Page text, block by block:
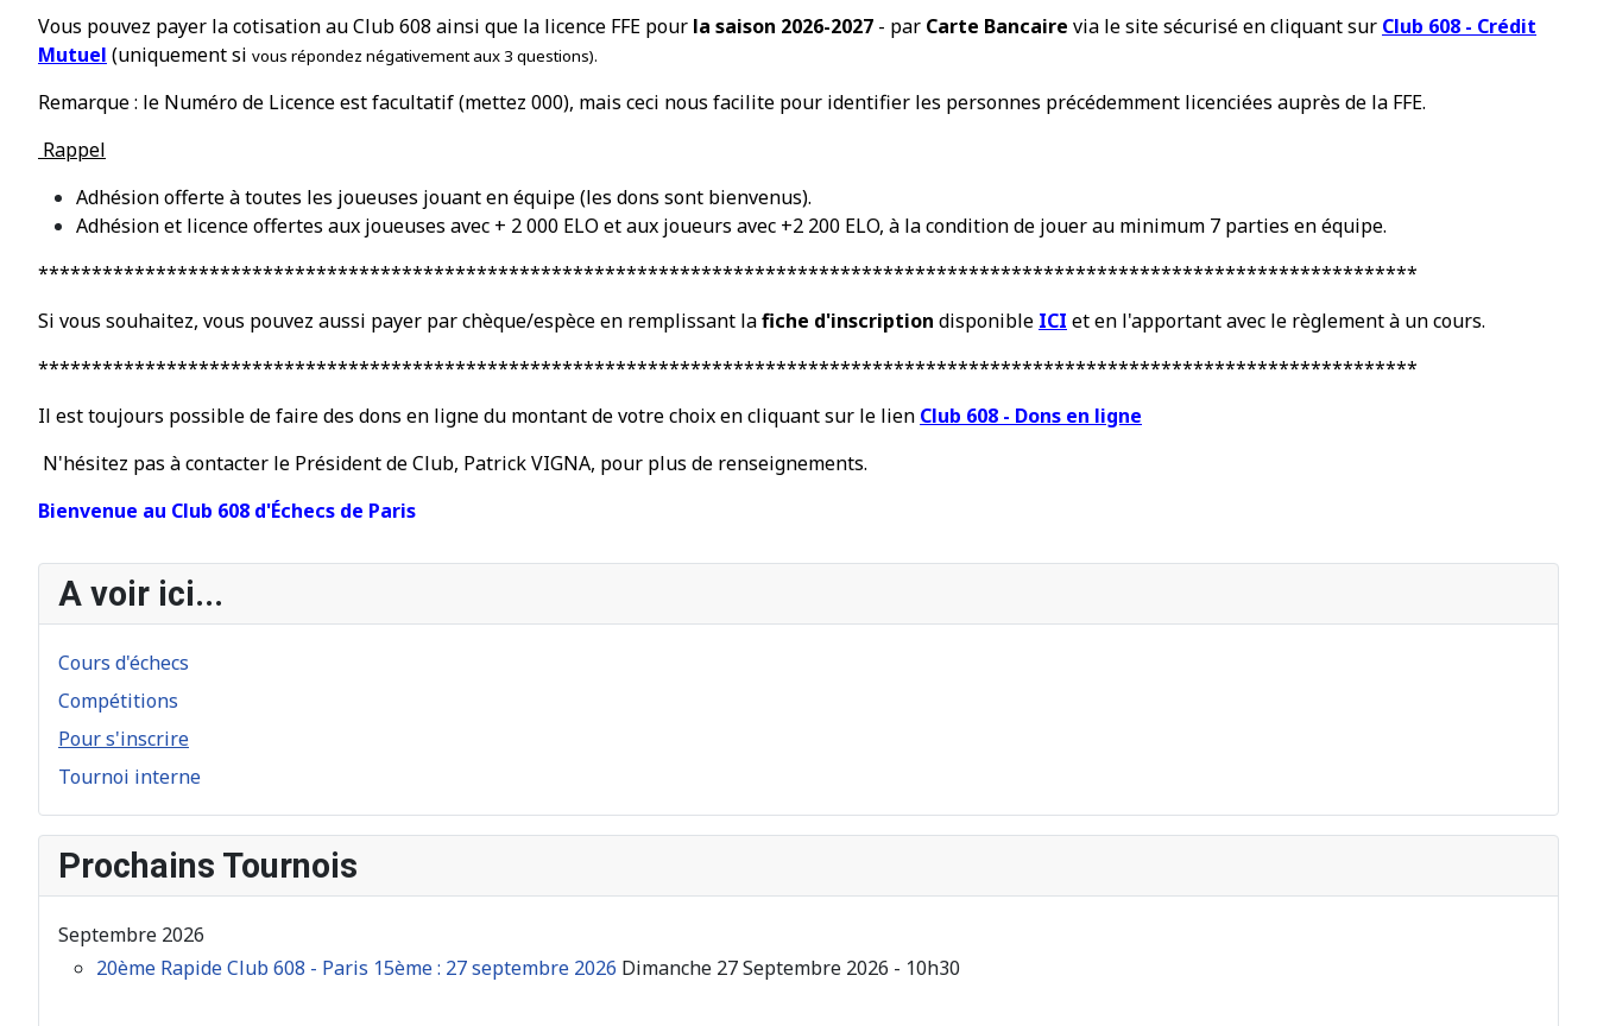
A voir ici...
Cours d'échecs
Compétitions
Pour s'inscrire
Tournoi interne
Prochains Tournois
Septembre 2026
20ème Rapide Club 608 - Paris 15ème : 27 septembre 2026 Dimanche 27 Septembre 2026 - 10h30
Vous pouvez payer la cotisation au Club 608 ainsi que la licence FFE pour la saison 2026-2027 - par Carte Bancaire via le site sécuriséen cliquant sur Club 608 - Crédit
Mutuel (uniquement si vous répondez négativement aux3 questions).
Remarque : le Numéro de Licence est facultatif (mettez 000), mais ceci nous facilite pour identifier les personnes précédemment licenciées auprès de la FFE.
Rappel
Adhésion offerte à toutes les joueuses jouant en équipe (les dons sont bienvenus).
Adhésion et licence offertes aux joueuses avec + 2 000 ELO et aux joueurs avec +2 200 ELO, à la condition de jouer au minimum 7 parties en équipe.
*********************************************************************************************************************************
Si vous souhaitez, vous pouvez aussi payer par chèque/espèce en remplissant lafiche d'inscription disponible ICI et en l'apportant avec le règlement à un cours.
*********************************************************************************************************************************
Il est toujours possiblede faire des dons en ligne du montant de votre choixen cliquant sur le lien Club 608 - Dons en ligne
N'hésitez pas à contacter le Président de Club, Patrick VIGNA, pour plus de renseignements.
Bienvenue au Club 608 d'Échecs de Paris